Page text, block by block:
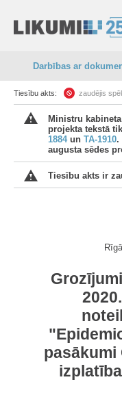
Darbības ar
Tiesību akts: zaudējis
Ministru
projekta tekstā
1884un TA-1910.
augusta sēdes
Tiesību akts ir
pasākumi